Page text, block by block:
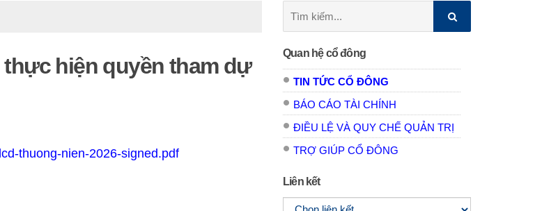
hiện quyền tham dự
thuong-nien-2026-signed.pdf
kiếm:
Quan hệ cổ đông
TIN TỨC CỔ ĐÔNG
BÁO CÁO TÀI CHÍNH
ĐIỀU LỆ VÀ QUY CHẾ QUẢN TRỊ
TRỢ GIÚP CỔ ĐÔNG
Liên kết